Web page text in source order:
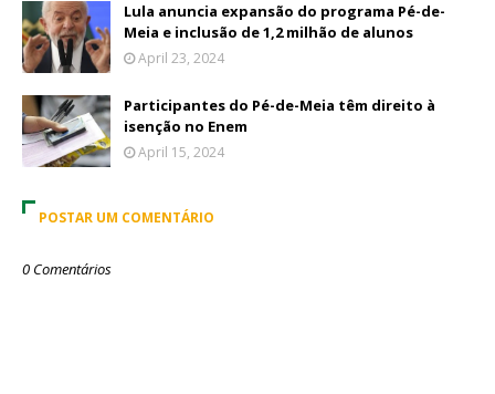
Lula anuncia expansão do programa Pé-de-
Meia e inclusão de 1,2 milhão de alunos
April 23, 2024
Participantes do Pé-de-Meia têm direito à
isenção no Enem
April 15, 2024
POSTAR UM COMENTÁRIO
0 Comentários